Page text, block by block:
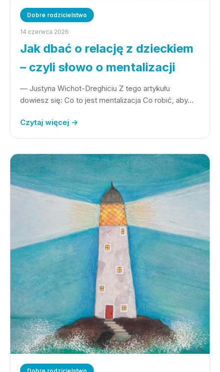
Dobre rodzicielstwo
14 czerwca 2026
Jak dbać o relację z dzieckiem
– czyli słowo o mentalizacji
— Justyna Wichot-Dreghiciu Z tego artykułu
dowiesz się: Co to jest mentalizacja Co robić, aby…
Czytaj więcej →